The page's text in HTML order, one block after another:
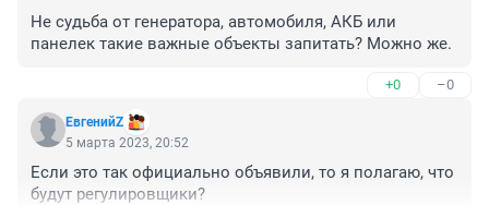
Не судьба от генератора, автомобиля, АКБ или
панелек такие важные объекты запитать? Можно же.
+0 –0
ЕвгенийZ
5 марта 2023, 20:52
Если это так официально объявили, то я полагаю, что
будут регулировщики?